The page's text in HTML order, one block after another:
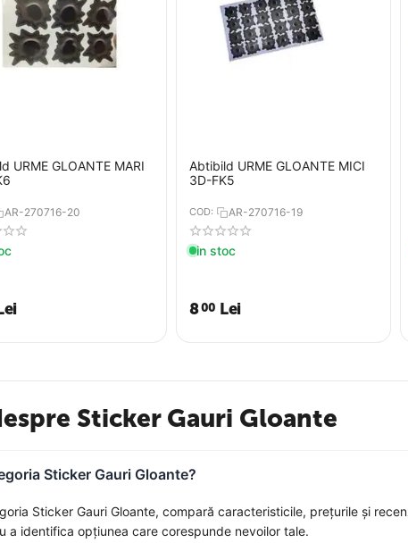
URME GLOANTE MARI
AR-270716-20
Abtibild URME GLOANTE MICI
3D-FK5
COD: AR-270716-19
in stoc
800 Lei
Sticker Gauri Gloante
Sticker Gauri Gloante?
Sticker Gauri Gloante, compară caracteristicile, prețurile și
a identifica opțiunea care corespunde nevoilor tale.